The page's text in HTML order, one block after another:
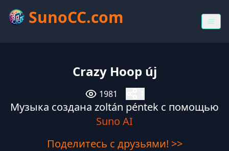
SunoCC.com
Crazy Hoop új
1981
Музыка создана zoltán péntek с помощью
Suno AI
Поделитесь с друзьями! >>